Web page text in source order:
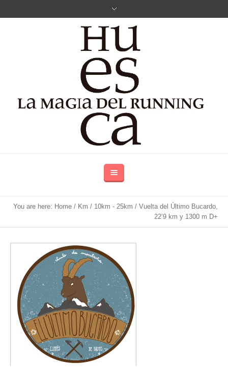
You are here: Home / Km / 10km - 25km / Vuelta del Último Bucardo,
22’9 km y 1300 m D+